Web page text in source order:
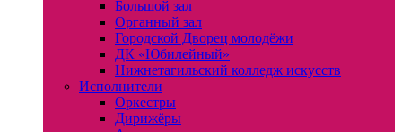
Большой зал
Органный зал
Городской Дворец молодёжи
ДК «Юбилейный»
Нижнетагильский колледж искусств
Исполнители
Оркестры
Дирижёры